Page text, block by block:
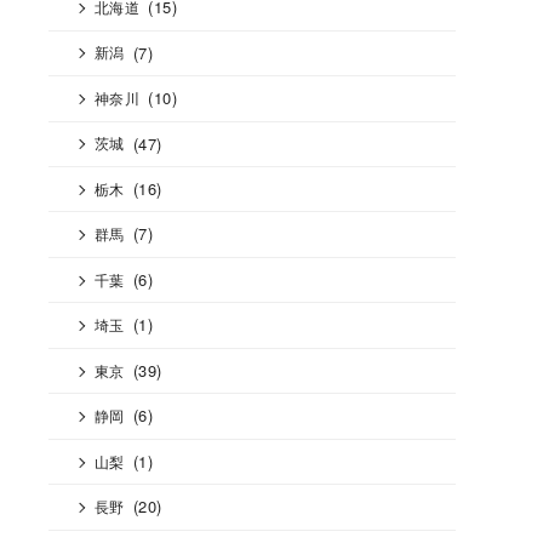
北海道 (15)
新潟 (7)
神奈川 (10)
茨城 (47)
栃木 (16)
群馬 (7)
千葉 (6)
埼玉 (1)
東京 (39)
静岡 (6)
山梨 (1)
長野 (20)